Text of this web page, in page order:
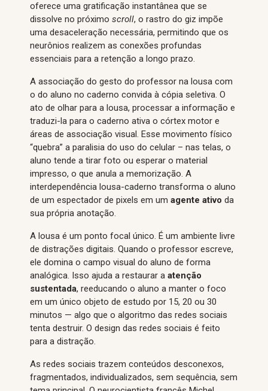
oferece uma gratificação instantânea que se
dissolve no próximo scroll, o rastro do giz impõe
uma desaceleração necessária, permitindo que os
neurônios realizem as conexões profundas
essenciais para a retenção a longo prazo.
A associação do gesto do professor na lousa com
o do aluno no caderno convida à cópia seletiva. O
ato de olhar para a lousa, processar a informação e
traduzi-la para o caderno ativa o córtex motor e
áreas de associação visual. Esse movimento físico
“quebra” a paralisia do uso do celular – nas telas, o
aluno tende a tirar foto ou esperar o material
impresso, o que anula a memorização. A
interdependência lousa-caderno transforma o aluno
de um espectador de pixels em um agente ativo da
sua própria anotação.
A lousa é um ponto focal único. É um ambiente livre
de distrações digitais. Quando o professor escreve,
ele domina o campo visual do aluno de forma
analógica. Isso ajuda a restaurar a atenção
sustentada, reeducando o aluno a manter o foco
em um único objeto de estudo por 15, 20 ou 30
minutos — algo que o algoritmo das redes sociais
tenta destruir. O design das redes sociais é feito
para a distração.
As redes sociais trazem conteúdos desconexos,
fragmentados, individualizados, sem sequência, sem